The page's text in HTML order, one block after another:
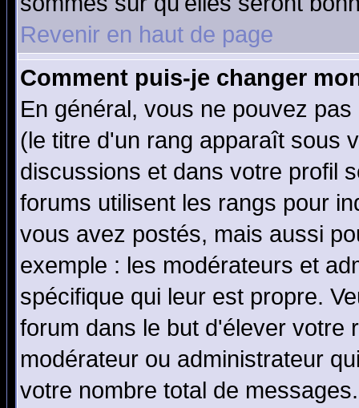
Revenir en haut de page
Comment puis-je changer
En général, vous ne pouvez
(le titre d'un rang apparaît sous
discussions et dans votre profil
forums utilisent les rangs pour
vous avez postés, mais aussi
exemple : les modérateurs et
spécifique qui leur est propre.
forum dans le but d'élever votre
modérateur ou administrateur
votre nombre total de messages.